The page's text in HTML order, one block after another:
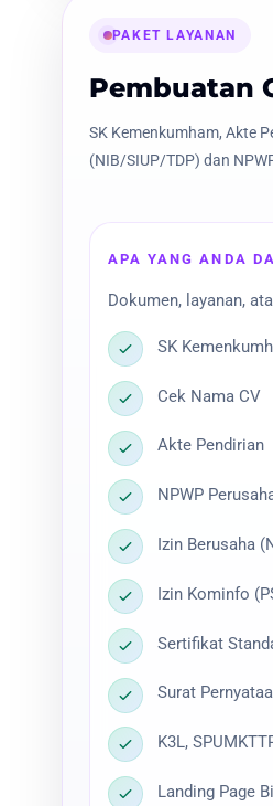
PAKET LAYANAN
Pembuatan
SK Kemenkumham, Akte
(NIB/SIUP/TDP) dan
APA YANG ANDA
Dokumen, layanan,
SK
Cek Nama CV
Akte Pendirian
NPWP
Izin Berusaha
Izin Kominfo
Sertifikat
Surat
K3L,
Landing Page